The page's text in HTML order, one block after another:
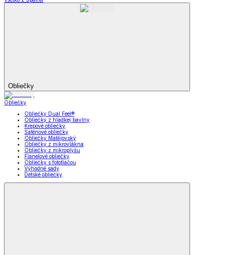
Obliečky
Obliečky
Obliečky Dual Feel®
Obliečky z hladkej bavlny
Krepové obliečky
Saténové obliečky
Obliečky Matějovský
Obliečky z mikrovlákna
Obliečky z mikroplyšu
Flanelové obliečky
Obliečky s fototlačou
Výhodné sady
Detské obliečky